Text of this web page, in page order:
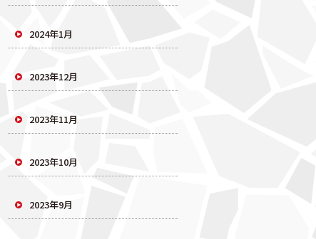
2024年1月
2023年12月
2023年11月
2023年10月
2023年9月